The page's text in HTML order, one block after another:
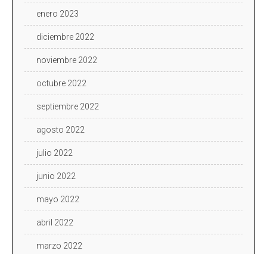
enero 2023
diciembre 2022
noviembre 2022
octubre 2022
septiembre 2022
agosto 2022
julio 2022
junio 2022
mayo 2022
abril 2022
marzo 2022